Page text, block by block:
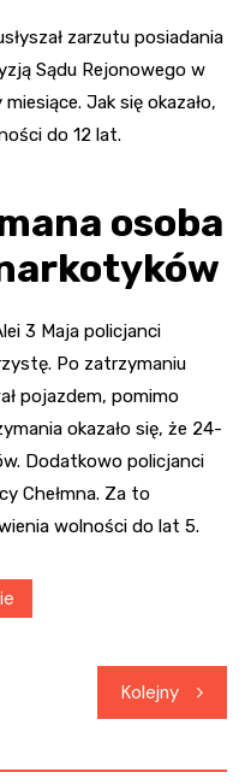
zarzutu posiadania
Sądu Rejonowego w
Jak się okazało,
do 12 lat.
osoba
3 Maja policjanci
Po zatrzymaniu
pojazdem, pomimo
okazało się, że 24-
Dodatkowo policjanci
Chełmna. Za to
wolności do lat 5.
Kolejny